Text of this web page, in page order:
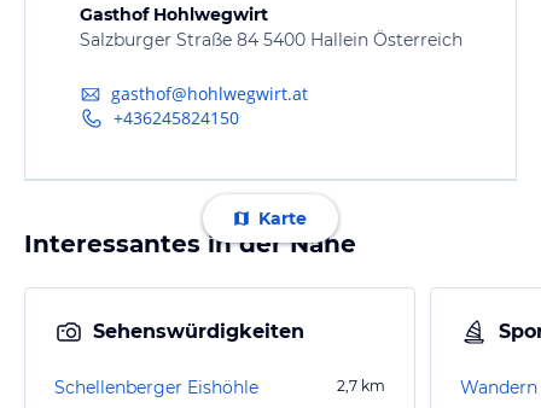
Gasthof Hohlwegwirt
Salzburger Straße 84 5400 Hallein Österreich
gasthof@hohlwegwirt.at
+436245824150
Karte
Interessantes in der Nähe
Sehenswürdigkeiten
Schellenberger Eishöhle 2,7 km